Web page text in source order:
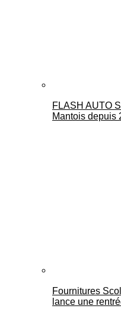
FLASH AUTO
Mantois depuis
Fournitures
lance une